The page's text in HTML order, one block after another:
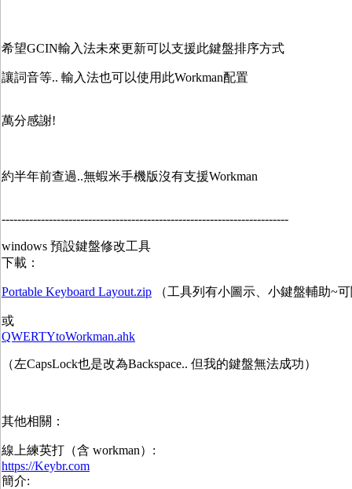
希望GCIN輸入法未來更新可以支援此鍵盤排序方式
讓詞音等.. 輸入法也可以使用此Workman配置
萬分感謝!
約半年前查過..無蝦米手機版沒有支援Workman
-------------------------------------------------------------------------
windows 預設鍵盤修改工具
下載：
Portable Keyboard Layout.zip （工具列有小圖示、小鍵盤輔助~
或
QWERTYtoWorkman.ahk
（左CapsLock也是改為Backspace.. 但我的鍵盤無法成功）
其他相關：
線上練英打（含 workman）:
https://Keybr.com
簡介: